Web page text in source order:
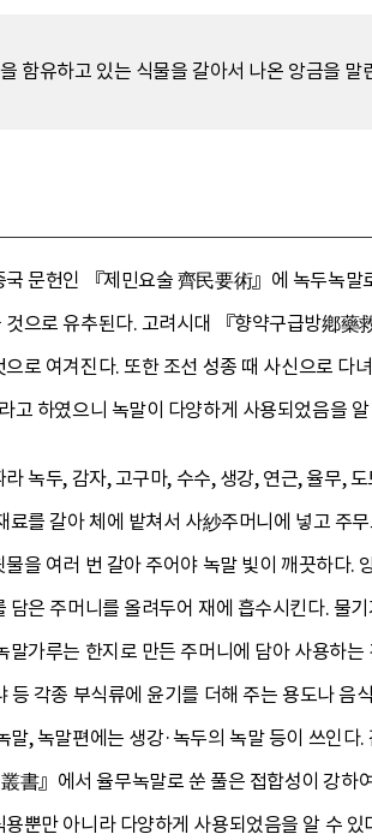
함유하고 있는 식물을 갈아서 나온 앙금을 말
문헌인 『제민요술 齊民要術』에 녹두녹말
것으로 유추된다. 고려시대 『향약구급방鄕
로 여겨진다. 또한 조선 성종 때 사신으로
고 하였으니 녹말이 다양하게 사용되었음을
녹두, 감자, 고구마, 수수, 생강, 연근, 율무,
료를 갈아 체에 밭쳐서 사紗주머니에 넣고 주
을 여러 번 갈아 주어야 녹말 빛이 깨끗하다.
담은 주머니를 올려두어 재에 흡수시킨다. 물
말가루는 한지로 만든 주머니에 담아 사용하
등 각종 부식류에 윤기를 더해 주는 용도나 음
말, 녹말편에는 생강·녹두의 녹말 등이 쓰인
書』에서 율무녹말로 쑨 풀은 접합성이 강하
뿐만 아니라 다양하게 사용되었음을 알 수 있